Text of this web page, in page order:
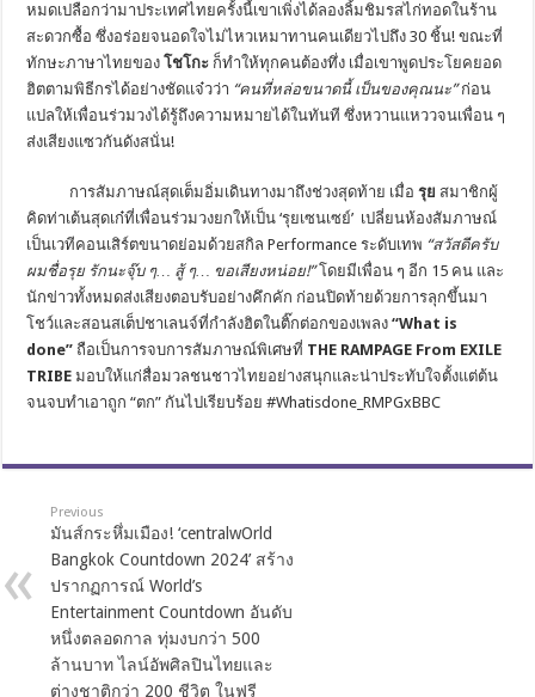
หมดเปลือกว่ามาประเทศไทยครั้งนี้เขาเพิ่งได้ลองลิ้มชิมรสไก่ทอดในร้าน
สะดวกซื้อ ซึ่งอร่อยจนอดใจไม่ไหวเหมาทานคนเดียวไปถึง 30 ชิ้น! ขณะที่
ทักษะภาษาไทยของโชโกะ ก็ทำให้ทุกคนต้องทึ่ง เมื่อเขาพูดประโยคยอด
ฮิตตามพิธีกรได้อย่างชัดแจ๋วว่า “คนที่หล่อขนาดนี้ เป็นของคุณนะ”ก่อน
แปลให้เพื่อนร่วมวงได้รู้ถึงความหมายได้ในทันที ซึ่งหวานแหววจนเพื่อน ๆ
ส่งเสียงแซวกันดังสนั่น!
การสัมภาษณ์สุดเต็มอิ่มเดินทางมาถึงช่วงสุดท้าย เมื่อ รุย สมาชิกผู้
คิดท่าเต้นสุดเก๋ที่เพื่อนร่วมวงยกให้เป็น ‘รุยเซนเซย์’ เปลี่ยนห้องสัมภาษณ์
เป็นเวทีคอนเสิร์ตขนาดย่อมด้วยสกิล Performance ระดับเทพ “สวัสดีครับ
ผมชื่อรุย รักนะจุ๊บ ๆ… สู้ ๆ… ขอเสียงหน่อย!” โดยมีเพื่อน ๆ อีก 15 คน และ
นักข่าวทั้งหมดส่งเสียงตอบรับอย่างคึกคัก ก่อนปิดท้ายด้วยการลุกขึ้นมา
โชว์และสอนสเต็ปชาเลนจ์ที่กำลังฮิตในติ๊กต่อกของเพลง“What is
done” ถือเป็นการจบการสัมภาษณ์พิเศษที่ THE RAMPAGE From EXILE
TRIBE มอบให้แก่สื่อมวลชนชาวไทยอย่างสนุกและน่าประทับใจตั้งแต่ต้น
จนจบทำเอาถูก “ตก” กันไปเรียบร้อย #Whatisdone_RMPGxBBC
Previous
มันส์กระหึ่มเมือง! ‘centralwOrld
Bangkok Countdown 2024’ สร้าง
ปรากฏการณ์ World’s
Entertainment Countdown อันดับ
หนึ่งตลอดกาล ทุ่มงบกว่า 500
ล้านบาท ไลน์อัพศิลปินไทยและ
ต่างชาติกว่า 200 ชีวิต ในฟรี